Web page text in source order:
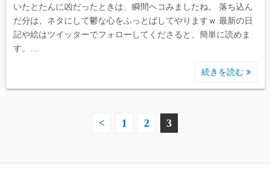
いたとたんに凶だったときは、瞬間ヘコみましたね。 落ち込ん
だ分は、ネタにして鬱な心をふっとばしてやりますｗ 最新の日
記や絵はツイッターでフォローしてくださると、簡単に読めま
す。…
続きを読む
< 1 2 3